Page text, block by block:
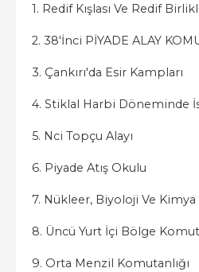
1. Redif Kışlası Ve Redif
2. 38'İnci PİYADE ALAY
3. Çankırı'da Esir Kampları
4. Stiklal Harbi Döneminde
5. Nci Topçu Alayı
6. Piyade Atış Okulu
7. Nükleer, Biyoloji Ve
8. Üncü Yurt İçi Bölge
9. Orta Menzil Komutanlığı